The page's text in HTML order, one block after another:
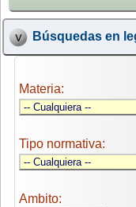
Búsquedas en
Materia:
Tipo normativa:
Ambito: